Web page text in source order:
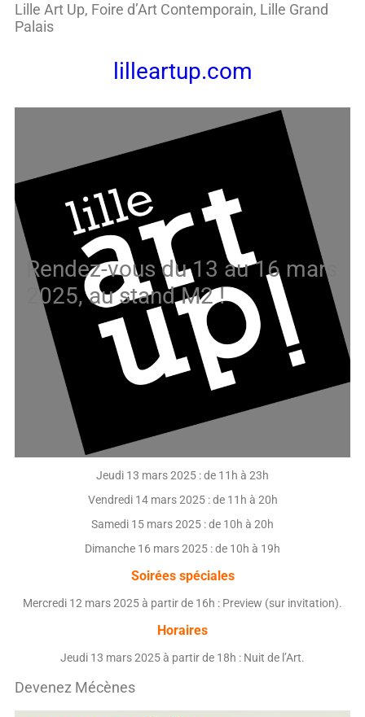
Lille Art Up, Foire d’Art Contemporain, Lille Grand
Palais
lilleartup.com
Rendez-vous du 13 au 16 mars
2025, au stand M2 !
Jeudi 13 mars 2025 : de 11h à 23h
Vendredi 14 mars 2025 : de 11h à 20h
Samedi 15 mars 2025 : de 10h à 20h
Dimanche 16 mars 2025 : de 10h à 19h
Soirées spéciales
Mercredi 12 mars 2025 à partir de 16h : Preview (sur invitation).
Horaires
Jeudi 13 mars 2025 à partir de 18h : Nuit de l’Art.
Devenez Mécènes